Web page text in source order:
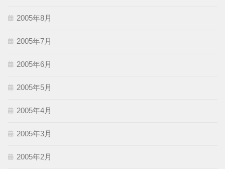
2005年8月
2005年7月
2005年6月
2005年5月
2005年4月
2005年3月
2005年2月